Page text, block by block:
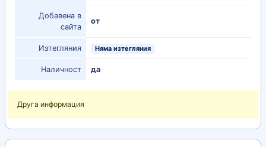
Добавена в
сайта
от
Изтегляния Няма изтегляния
Наличност да
Друга информация